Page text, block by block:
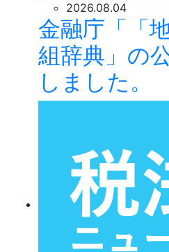
2026.08.04
金融庁「「
組辞典」の
しました。